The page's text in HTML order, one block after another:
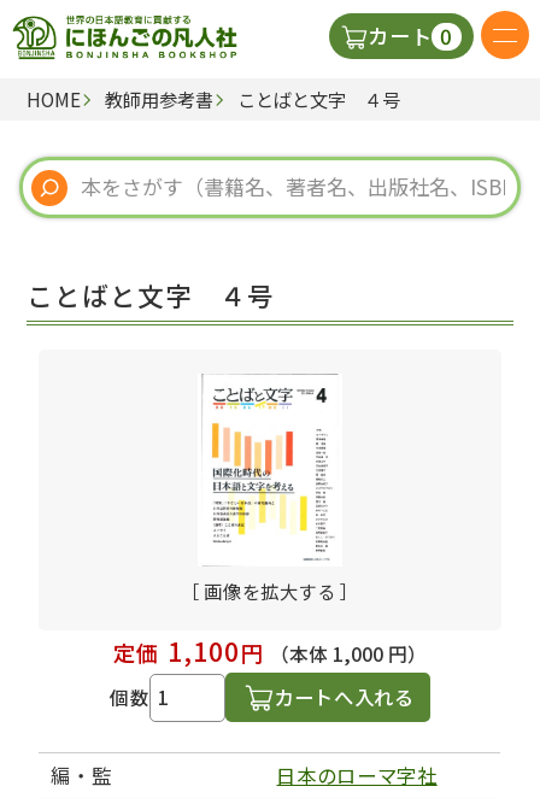
カート 0
日本語の教科書
視聴覚・補助教材
HOME 教師用参考書 ことばと文字 ４号
ことばと文字 ４号
［ 画像を拡大する ］
定価 1,100円
（本体 1,000 円）
個数
カートへ入れる
編・監
日本のローマ字社